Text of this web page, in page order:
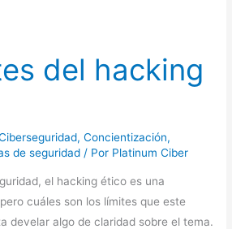
del hacking
,Concientización,
de seguridad / Por Platinum Ciber
el hacking ético es una
cuáles son los límites que este
develar algo de claridad sobre el tema.